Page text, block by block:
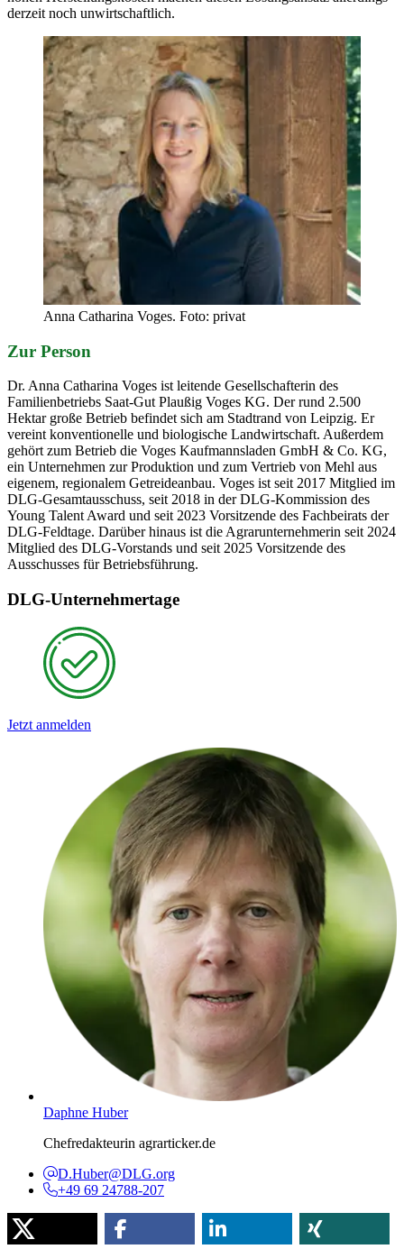
derzeit noch unwirtschaftlich.
Anna Catharina Voges. Foto: privat
Zur Person
Dr. Anna Catharina Voges ist leitende Gesellschafterin des
Familienbetriebs Saat-Gut Plaußig Voges KG. Der rund 2.500
Hektar große Betrieb befindet sich am Stadtrand von Leipzig. Er
vereint konventionelle und biologische Landwirtschaft. Außerdem
gehört zum Betrieb die Voges Kaufmannsladen GmbH & Co. KG,
ein Unternehmen zur Produktion und zum Vertrieb von Mehl aus
eigenem, regionalem Getreideanbau. Voges ist seit 2017 Mitglied im
DLG-Gesamtausschuss, seit 2018 in der DLG-Kommission des
Young Talent Award und seit 2023 Vorsitzende des Fachbeirats der
DLG-Feldtage. Darüber hinaus ist die Agrarunternehmerin seit 2024
Mitglied des DLG-Vorstands und seit 2025 Vorsitzende des
Ausschusses für Betriebsführung.
DLG-Unternehmertage
Jetzt anmelden
Daphne Huber
Chefredakteurin agrarticker.de
D.Huber@DLG.org
+49 69 24788-207